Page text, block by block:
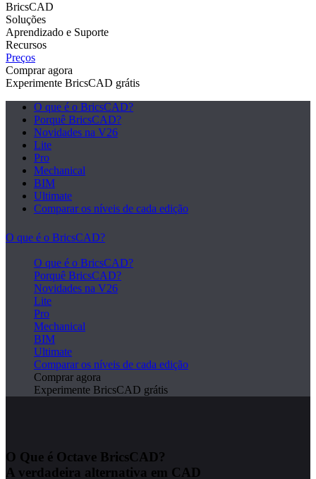
BricsCAD
Soluções
Aprendizado e Suporte
Recursos
Preços
Comprar agora
Experimente BricsCAD grátis
O que é o BricsCAD?
Porquê BricsCAD?
Novidades na V26
Lite
Pro
Mechanical
BIM
Ultimate
Comparar os níveis de cada edição
O que é o BricsCAD?
O que é o BricsCAD?
Porquê BricsCAD?
Novidades na V26
Lite
Pro
Mechanical
BIM
Ultimate
Comparar os níveis de cada edição
Comprar agora
Experimente BricsCAD grátis
O Que é Octave BricsCAD?
A verdadeira alternativa em CAD